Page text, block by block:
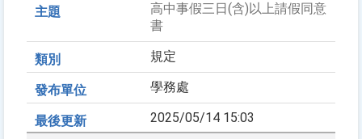
高中事假三日(含)以上請假同意
書
規定
學務處
2025/05/14 15:03